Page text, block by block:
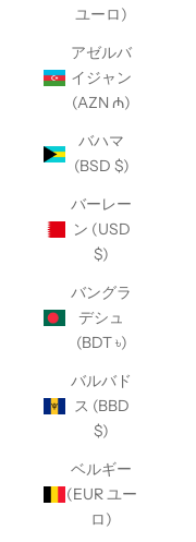
ユーロ)
アゼルバ
イジャン
(AZN ₼)
バハマ
(BSD $)
バーレー
ン (USD
$)
バングラ
デシュ
(BDT ৳)
バルバド
ス (BBD
$)
ベルギー
(EUR ユー
ロ)